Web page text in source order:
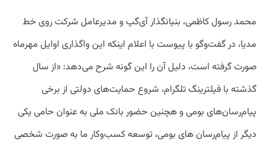
محمد رسول کاظمی، بنیانگذار آی‌گپ و مدیرعامل شرکت روی خط
مدیا، در گفت‌وگو با پیوست با اعلام اینکه این واگذاری اوایل مهرماه
صورت گرفته است، دلیل آن را این گونه شرح می‌دهد: «از سال
گذشته با فیلترینگ تلگرام، شروع حمایت‌های دولتی از برخی
پیام‌رسان‌های بومی و هچنین حضور بانک‌ ملی به عنوان حامی یکی
دیگر از پیام‌رسان های بومی، توسعه کسب‌وکار ما به صورت شخصی